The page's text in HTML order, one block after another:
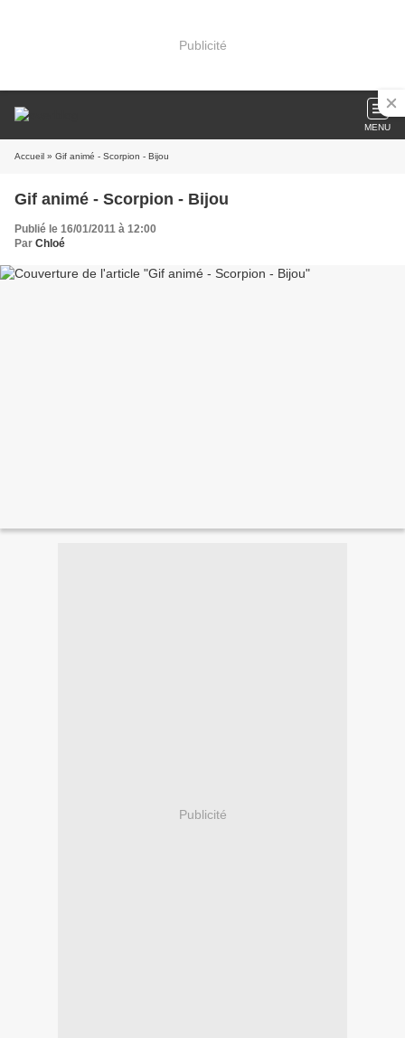
Publicité
MENU
Accueil » Gif animé - Scorpion - Bijou
Gif animé - Scorpion - Bijou
Publié le 16/01/2011 à 12:00
Par Chloé
Publicité